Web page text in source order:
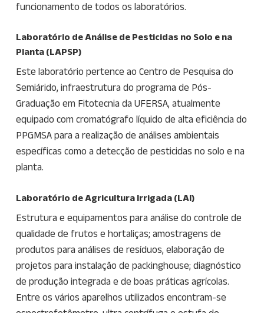
funcionamento de todos os laboratórios.
Laboratório de Análise de Pesticidas no Solo e na
Planta (LAPSP)
Este laboratório pertence ao Centro de Pesquisa do
Semiárido, infraestrutura do programa de Pós-
Graduação em Fitotecnia da UFERSA, atualmente
equipado com cromatógrafo líquido de alta eficiência do
PPGMSA para a realização de análises ambientais
específicas como a detecção de pesticidas no solo e na
planta.
Laboratório de Agricultura Irrigada (LAI)
Estrutura e equipamentos para análise do controle de
qualidade de frutos e hortaliças; amostragens de
produtos para análises de resíduos, elaboração de
projetos para instalação de packinghouse; diagnóstico
de produção integrada e de boas práticas agrícolas.
Entre os vários aparelhos utilizados encontram-se